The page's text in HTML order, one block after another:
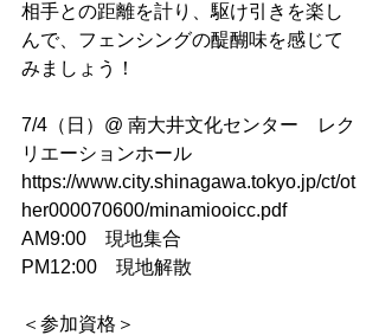
相手との距離を計り、駆け引きを楽し
んで、フェンシングの醍醐味を感じて
みましょう！
7/4（日）@ 南大井文化センター　レク
リエーションホール
https://www.city.shinagawa.tokyo.jp/ct/ot
her000070600/minamiooicc.pdf
AM9:00　現地集合
PM12:00　現地解散
＜参加資格＞